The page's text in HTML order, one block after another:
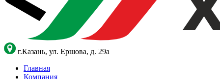
г.Казань, ул. Ершова, д. 29а
Главная
Компания